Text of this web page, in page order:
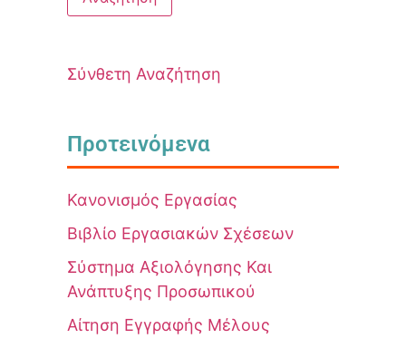
Σύνθετη Αναζήτηση
Προτεινόμενα
Κανονισμός Εργασίας
Βιβλίο Εργασιακών Σχέσεων
Σύστημα Αξιολόγησης Και
Ανάπτυξης Προσωπικού
Αίτηση Εγγραφής Μέλους